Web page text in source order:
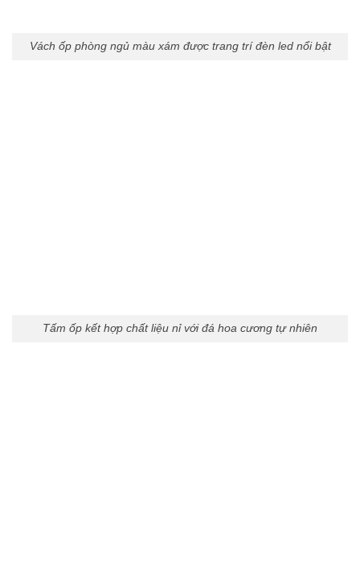
Vách ốp phòng ngủ màu xám được trang trí đèn led nổi bật
Tấm ốp kết hợp chất liệu nỉ với đá hoa cương tự nhiên